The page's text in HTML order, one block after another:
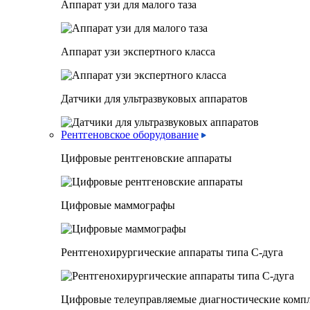
Аппарат узи для малого таза
Аппарат узи экспертного класса
Датчики для ультразвуковых аппаратов
Рентгеновское оборудование
Цифровые рентгеновские аппараты
Цифровые маммографы
Рентгенохирургические аппараты типа C-дуга
Цифровые телеуправляемые диагностические